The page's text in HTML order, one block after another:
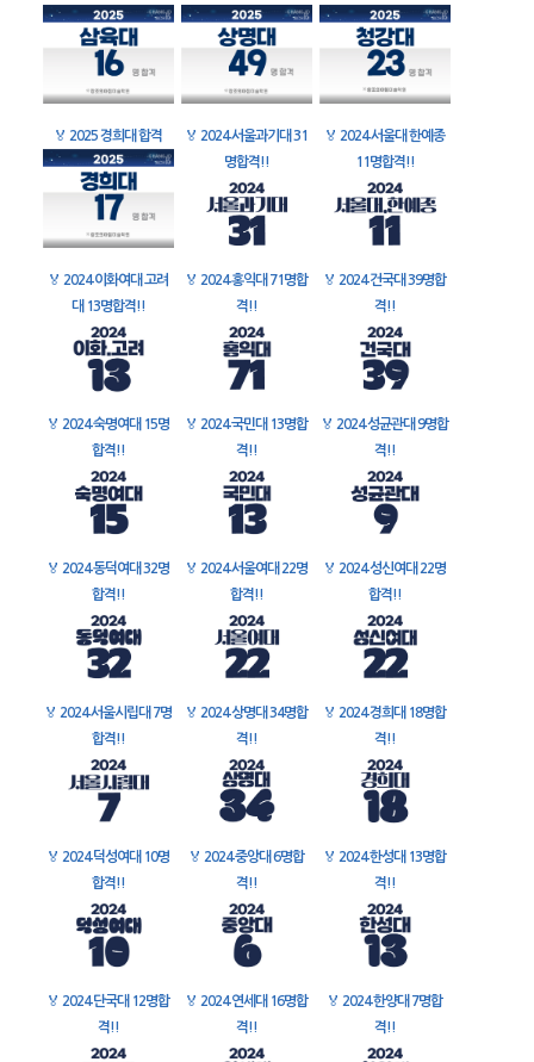
🏅 2025 경희대 합격 🏅 2024 서울과기대 31
명합격!!
🏅 2024 서울대 한예종
11명합격!!
🏅 2024 이화여대 고려
대 13명합격!!
🏅 2024 홍익대 71명합
격!!
🏅 2024 건국대 39명합
격!!
🏅 2024 숙명여대 15명
합격!!
🏅 2024 국민대 13명합
격!!
🏅 2024 성균관대 9명합
격!!
🏅 2024 동덕여대 32명
합격!!
🏅 2024 서울여대 22명
합격!!
🏅 2024 성신여대 22명
합격!!
🏅 2024 서울시립대 7명
합격!!
🏅 2024 상명대 34명합
격!!
🏅 2024 경희대 18명합
격!!
🏅 2024 덕성여대 10명
합격!!
🏅 2024 중앙대 6명합
격!!
🏅 2024 한성대 13명합
격!!
🏅 2024 단국대 12명합
격!!
🏅 2024 연세대 16명합
격!!
🏅 2024 한양대 7명합
격!!